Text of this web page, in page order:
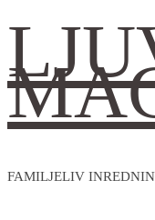
FAMILJELIV